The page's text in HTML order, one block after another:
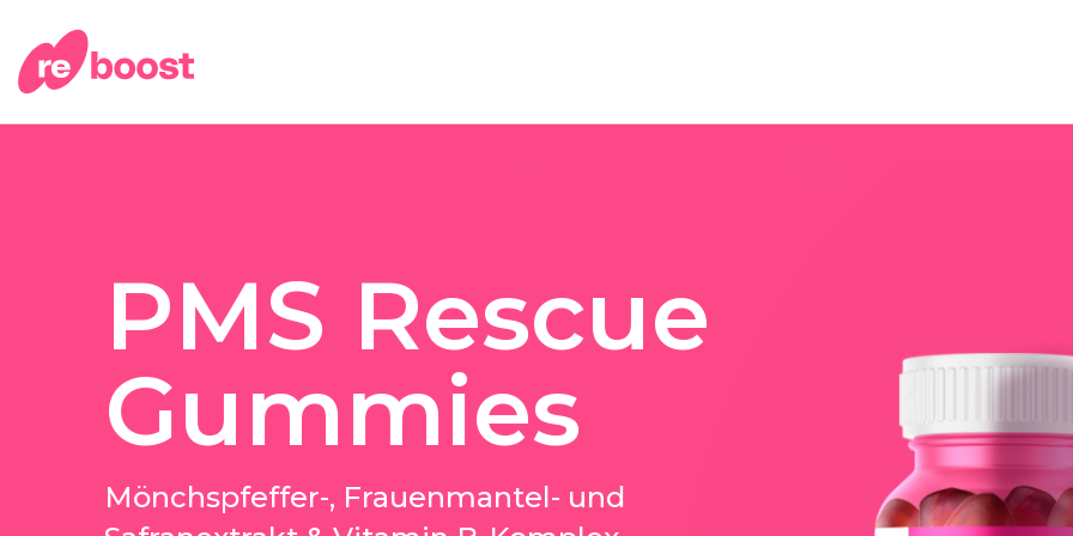
PMS Rescue
Gummies
Mönchspfeffer-, Frauenmantel- und